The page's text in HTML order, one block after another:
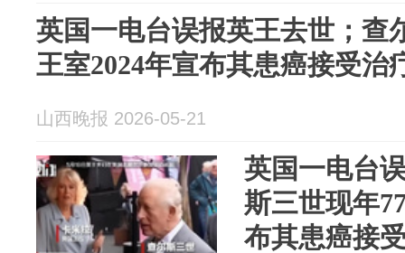
英国一电台误报英王去世；查
王室2024年宣布其患癌接受治
山西晚报 2026-05-21
英国一电台
斯三世现年
布其患癌接